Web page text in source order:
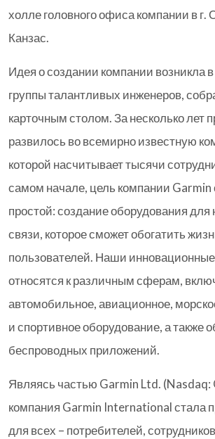
холле головного офиса компании в г.
Канзас.
Идея о создании компании возникла
группы талантливых инженеров,
карточным столом. За несколько лет
развилось во всемирно известную
которой насчитывает тысячи
самом начале, цель компании Garmin
простой: создание оборудования для
связи, которое сможет обогатить
пользователей. Наши
относятся к различным сферам,
автомобильное, авиационное,
и спортивное оборудование, а также
беспроводных приложений.
Являясь частью Garmin Ltd. (Nasdaq:
компания Garmin International стала
для всех – потребителей,